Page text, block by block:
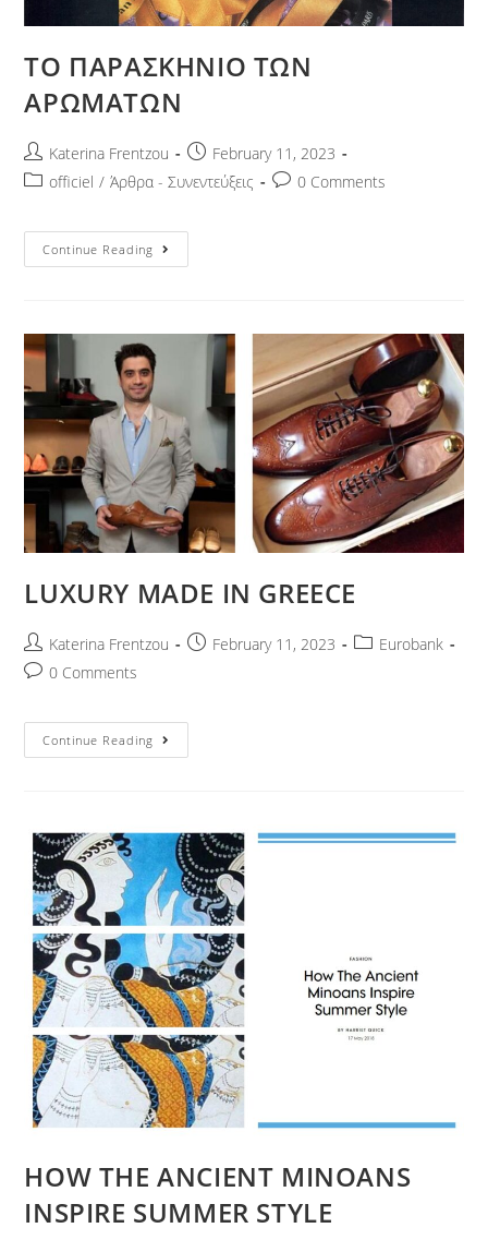
ΤΟ ΠΑΡΑΣΚΗΝΙΟ ΤΩΝ
ΑΡΩΜΑΤΩΝ
Katerina Frentzou
February 11, 2023
officiel / Άρθρα - Συνεντεύξεις 0 Comments
Continue Reading
LUXURY MADE IN GREECE
Katerina Frentzou February 11, 2023
Eurobank
0 Comments
Continue Reading
HOW THE ANCIENT MINOANS
INSPIRE SUMMER STYLE